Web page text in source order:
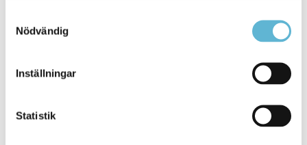
Nödvändig
Inställningar
Statistik
KONTAKT
Besöksadress